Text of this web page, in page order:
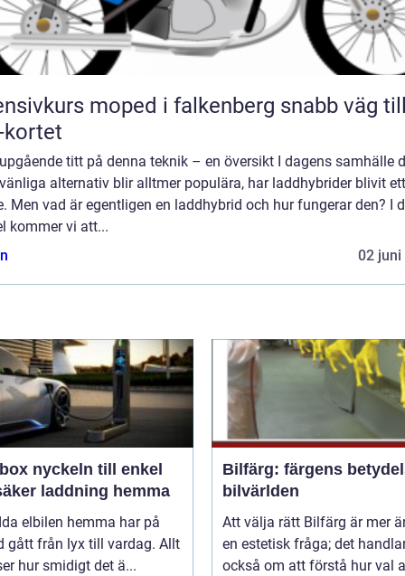
moped i falkenberg snabb väg till
kortet
titt på denna teknik – en översikt I dagens samhälle
alternativ blir alltmer populära, har laddhybrider blivit
Men vad är egentligen en laddhybrid och hur fungerar den? I
kommer vi att...
02 juni
till enkel
laddning hemma
elbilen hemma har på
gått från lyx till vardag. Allt
hur smidigt det ä...
Bilfärg: färgens
bilvärlden
Att välja rätt Bilfärg är mer
en estetisk fråga; det
också om att förstå hur val